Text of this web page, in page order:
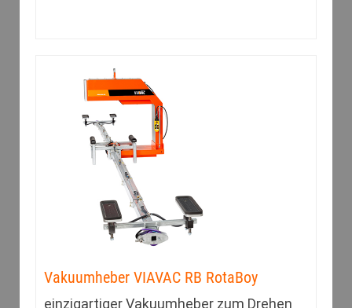
Vakuumheber VIAVAC RB RotaBoy
einzigartiger Vakuumheber zum Drehen